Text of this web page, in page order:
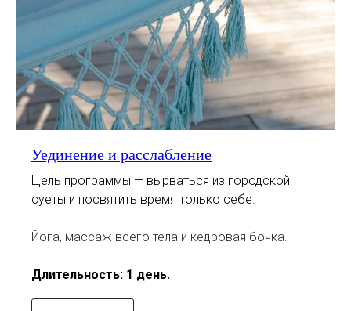
Уединение и расслабление
Цель программы — вырваться из городской
суеты и посвятить время только себе.
Йога, массаж всего тела и кедровая бочка.
Длительность: 1 день.